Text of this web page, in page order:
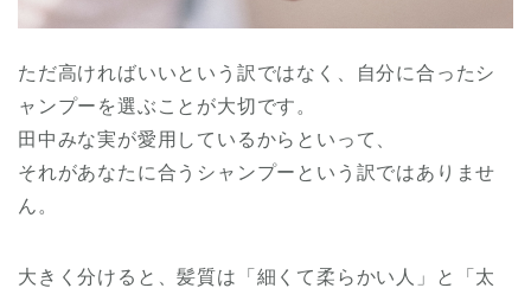
ただ高ければいいという訳ではなく、自分に合ったシ
ャンプーを選ぶことが大切です。
田中みな実が愛用しているからといって、
それがあなたに合うシャンプーという訳ではありませ
ん。
大きく分けると、髪質は「細くて柔らかい人」と「太